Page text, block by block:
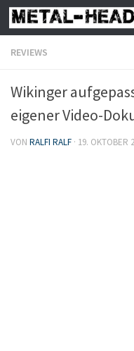
Zum Inhalt springen
REVIEWS
Wikinger
eigener Video-
VON RALFI RALF · 19. OKTOBER